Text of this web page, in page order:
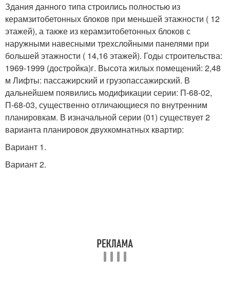
Здания данного типа строились полностью из
керамзитобетонных блоков при меньшей этажности ( 12
этажей), а также из керамзитобетонных блоков с
наружными навесными трехслойными панелями при
большей этажности ( 14,16 этажей). Годы строительства:
1969-1999 (достройка)г. Высота жилых помещений: 2,48
м Лифты: пассажирский и грузопассажирский. В
дальнейшем появились модификации серии: П-68-02,
П-68-03, существенно отличающиеся по внутренним
планировкам. В изначальной серии (01) существует 2
варианта планировок двухкомнатных квартир:
Вариант 1.
Вариант 2.